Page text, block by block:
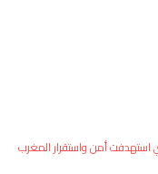
استهدفت أمن واستقرار المغرب